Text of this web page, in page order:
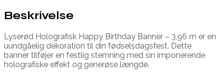
Beskrivelse
Lyserød Holografisk Happy Birthday Banner – 3,96 m er en
uundgåelig dekoration til din fødselsdagsfest. Dette
banner tilføjer en festlig stemning med sin imponerende
holografiske effekt og generøse længde.